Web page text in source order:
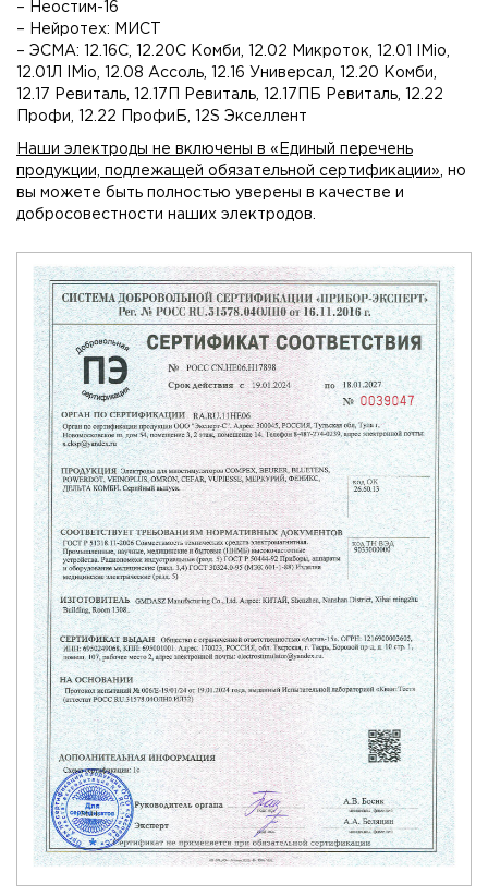
– Неостим-16
– Нейротех: МИСТ
– ЭСМА: 12.16C, 12.20С Комби, 12.02 Микроток, 12.01 IMio,
12.01Л IMio, 12.08 Ассоль, 12.16 Универсал, 12.20 Комби,
12.17 Ревиталь, 12.17П Ревиталь, 12.17ПБ Ревиталь, 12.22
Профи, 12.22 ПрофиБ, 12S Экселлент
Наши электроды не включены в «Единый перечень
продукции, подлежащей обязательной сертификации» , но
вы можете быть полностью уверены в качестве и
добросовестности наших электродов.